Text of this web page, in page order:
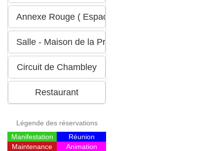
Légende des réservations
Manifestation
Réunion
Maintenance
Animation